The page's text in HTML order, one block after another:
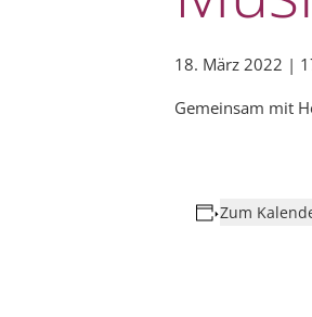
18. März 2022 |
Gemeinsam mit
Zum